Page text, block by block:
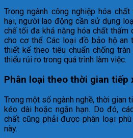
Trong ngành công nghiệp hóa
hại, người lao động cần sử dụng
chế tối đa khả năng hóa chất thấm
cho cơ thể. Các loại đồ bảo hộ an
thiết kế theo tiêu chuẩn chống
thiểu rủi ro trong quá trình làm việc.
Phân loại theo thời gian tiếp
Trong một số ngành nghề, thời gian
kéo dài hoặc ngắn hạn. Do đó,
chất cũng phải được phân loại
này.